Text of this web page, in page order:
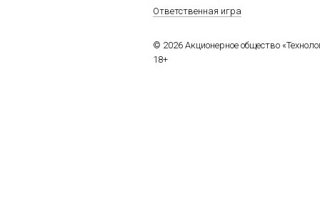
Ответственная игра
© 2026 Акционерное общество
18+